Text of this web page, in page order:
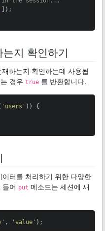
]);
지 확인하기
하는지 확인하는데 사용됩
경우 true 를 반환합니다.
'users' )) {
터를 처리하기 위한 다양한
들어 put 메소드는 세션에 새
, 'value' );